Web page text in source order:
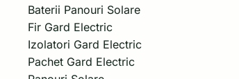
Baterii Panouri Solare
Fir Gard Electric
Izolatori Gard Electric
Pachet Gard Electric